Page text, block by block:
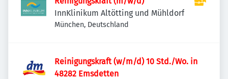
InnKlinikum Altötting und Mühldorf
München, Deutschland
Reinigungskraft (w/m/d) 10 Std./Wo. in
48282 Emsdetten